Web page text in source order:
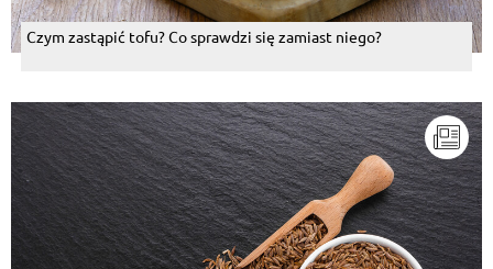
Czym zastąpić tofu? Co sprawdzi się zamiast niego?